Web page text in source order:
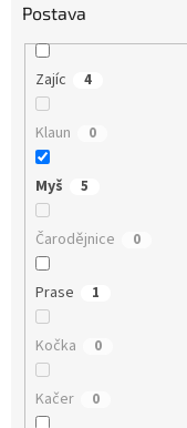
Postava
Zajíc 4
Klaun 0
Myš 5
Čarodějnice 0
Prase 1
Kočka 0
Kačer 0